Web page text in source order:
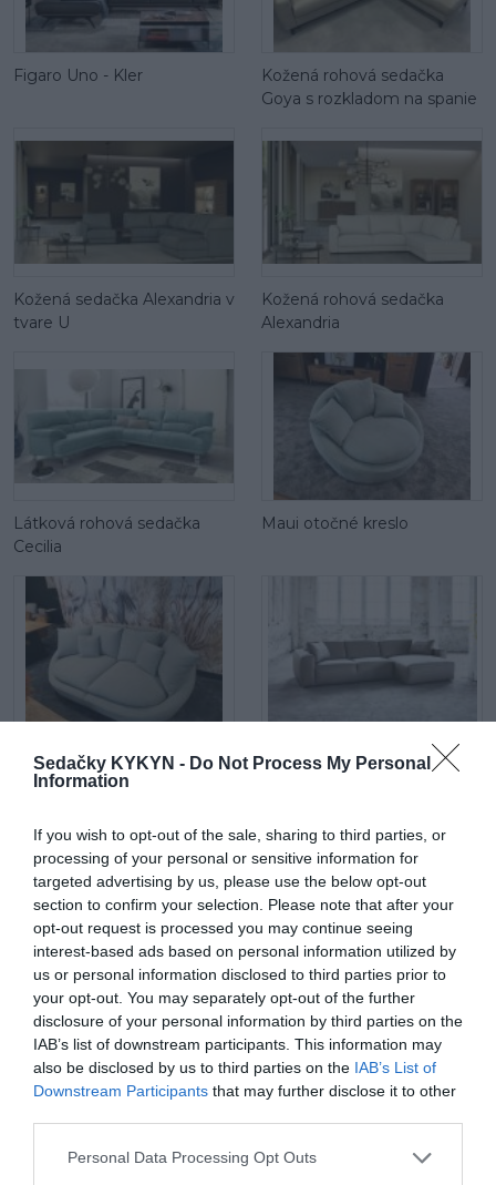
Sedačky KYKYN - Do Not Process My Personal
Information
If you wish to opt-out of the sale, sharing to third parties, or
processing of your personal or sensitive information for
targeted advertising by us, please use the below opt-out
section to confirm your selection. Please note that after your
opt-out request is processed you may continue seeing
interest-based ads based on personal information utilized by
us or personal information disclosed to third parties prior to
your opt-out. You may separately opt-out of the further
disclosure of your personal information by third parties on the
IAB’s list of downstream participants. This information may
also be disclosed by us to third parties on the IAB’s List of
Downstream Participants that may further disclose it to other
Personal Data Processing Opt Outs
Figaro Uno - Kler
Kožená rohová sedačka
Goya s rozkladom na spanie
Kožená sedačka Alexandria v
tvare U
Kožená rohová sedačka
Alexandria
Látková rohová sedačka
Cecilia
Maui otočné kreslo
Látková rohová sedačka Be
true
Be comfy v koži
Látková rohová sedačka
Lumber Jack s otomanom
POPIS PRODUKTU